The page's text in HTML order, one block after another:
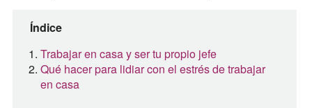
Índice
Trabajar en casa y ser tu propio jefe
Qué hacer para lidiar con el estrés de trabajar
en casa